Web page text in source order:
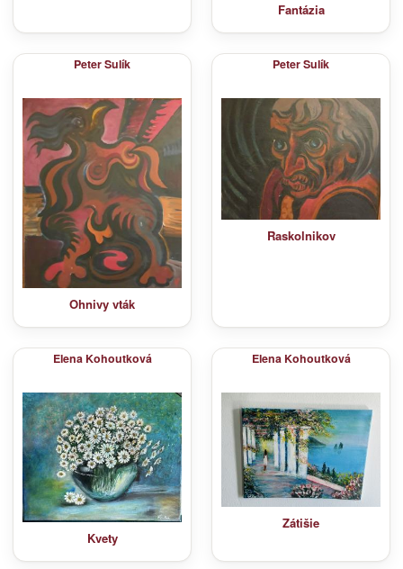
Fantázia
Peter Sulík
Ohnivy vták
Peter Sulík
Raskolnikov
Elena Kohoutková
Kvety
Elena Kohoutková
Zátišie